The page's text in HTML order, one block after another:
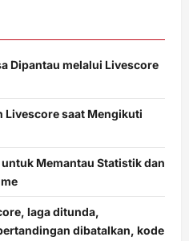
Dipantau melalui Livescore
Livescore saat Mengikuti
Memantau Statistik dan
laga ditunda,
dibatalkan, kode